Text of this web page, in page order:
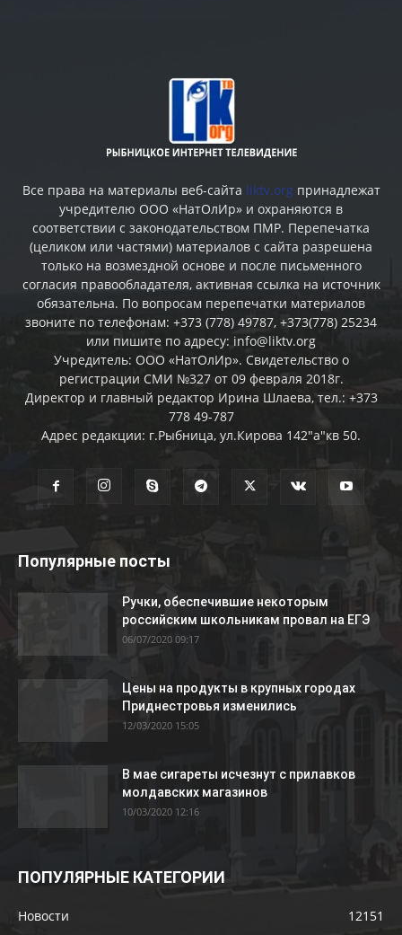
Все права на материалы веб-сайта liktv.org принадлежат
учредителю ООО «НатОлИр» и охраняются в
соответствии с законодательством ПМР. Перепечатка
(целиком или частями) материалов c сайта разрешена
только на возмездной основе и после письменного
согласия правообладателя, активная ссылка на источник
обязательна. По вопросам перепечатки материалов
звоните по телефонам: +373 (778) 49787, +373(778) 25234
или пишите по адресу: info@liktv.org
Учредитель: ООО «НатОлИр». Свидетельство о
регистрации СМИ №327 от 09 февраля 2018г.
Директор и главный редактор Ирина Шлаева, тел.: +373
778 49-787
Адрес редакции: г.Рыбница, ул.Кирова 142"а"кв 50.
Популярные посты
Ручки, обеспечившие некоторым
российским школьникам провал на ЕГЭ
06/07/2020 09:17
Цены на продукты в крупных городах
Приднестровья изменились
12/03/2020 15:05
В мае сигареты исчезнут с прилавков
молдавских магазинов
10/03/2020 12:16
ПОПУЛЯРНЫЕ КАТЕГОРИИ
Новости
12151